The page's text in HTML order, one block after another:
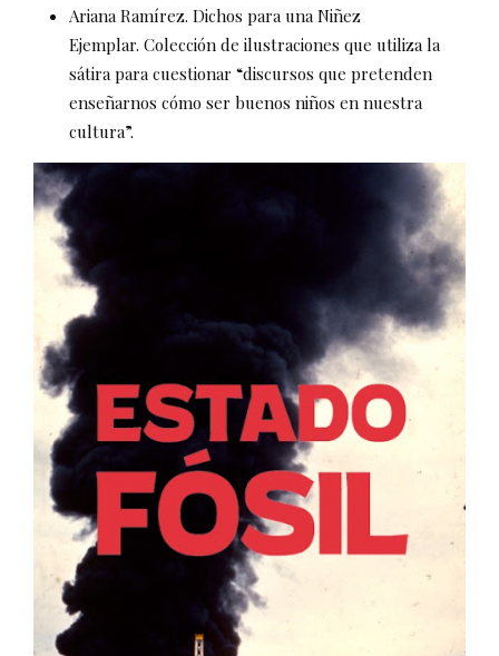
Ariana Ramírez. Dichos para una Niñez
Ejemplar. Colección de ilustraciones que utiliza la
sátira para cuestionar “discursos que pretenden
enseñarnos cómo ser buenos niños en nuestra
cultura”.